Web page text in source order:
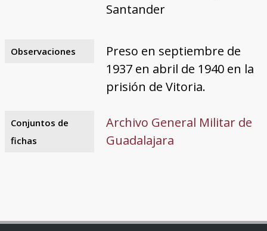
Santander
Observaciones
Preso en septiembre de
1937 en abril de 1940 en la
prisión de Vitoria.
Conjuntos de
fichas
Archivo General Militar de
Guadalajara